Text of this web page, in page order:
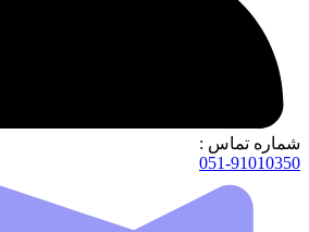
شماره تماس :
051-91010350